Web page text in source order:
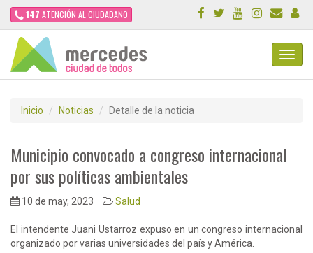
147 ATENCIÓN AL CIUDADANO
Inicio Noticias Detalle de la noticia
Municipio convocado a congreso internacional
por sus políticas ambientales
10 de may, 2023 Salud
El intendente Juani Ustarroz expuso en un congreso internacional
organizado por varias universidades del país y América.